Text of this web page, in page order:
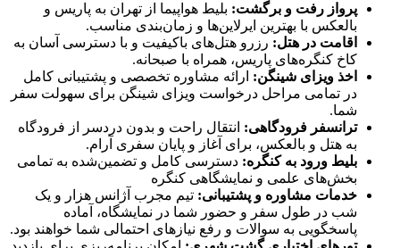
رفت و برگشت :بلیط هواپیما از تهران به پاریس و
با بهترین ایرلاین‌ها و زمان‌بندی مناسب.
در هتل: رزرو هتل‌های باکیفیت و با دسترسی آسان به
کنگره‌های پاریس، همراه با صبحانه.
ویزای شینگن: ارائه مشاوره تخصصی و پشتیبانی کامل
تمامی مراحل درخواست ویزای شینگن برای سهولت سفر
فرودگاهی :انتقال راحت و بدون دردسر از فرودگاه
هتل و بالعکس، برای آغاز و پایان سفری آرام.
ورود به کنگره:دسترسی کامل و تضمین‌شده به تمامی
علمی و نمایشگاهی کنگره
مشاوره و پشتیبانی:تیم مجرب آژانس هزار و یک
در طول سفر و حضور شما در نمایشگاه، آماده
به سوالات و رفع نیازهای احتمالی شما خواهند بود.